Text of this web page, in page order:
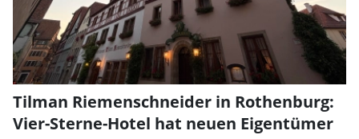
Tilman Riemenschneider in Rothenburg:
Vier-Sterne-Hotel hat neuen Eigentümer